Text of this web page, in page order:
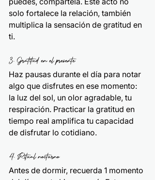
solo fortalece la relación, también
multiplica la sensación de gratitud en
ti.
3. Gratitud en el presente
Haz pausas durante el día para notar
algo que disfrutes en ese momento:
la luz del sol, un olor agradable, tu
respiración. Practicar la gratitud en
tiempo real amplifica tu capacidad
de disfrutar lo cotidiano.
4. Ritual nocturno
Antes de dormir, recuerda 1 momento